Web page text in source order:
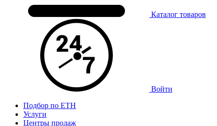
Каталог товаров
Войти
Подбор по ЕТН
Услуги
Центры продаж